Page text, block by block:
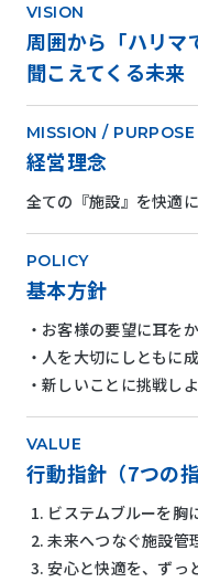
VISION
周囲から「ハリマ
聞こえてくる未来
MISSION / PURPOSE
経営理念
全ての『施設』を快適
POLICY
基本方針
お客様の要望に耳を
人を大切にしともに
新しいことに挑戦し
VALUE
行動指針（7つの指
ビステムブルーを胸
未来へつなぐ施設管
安心と快適を、ずっ